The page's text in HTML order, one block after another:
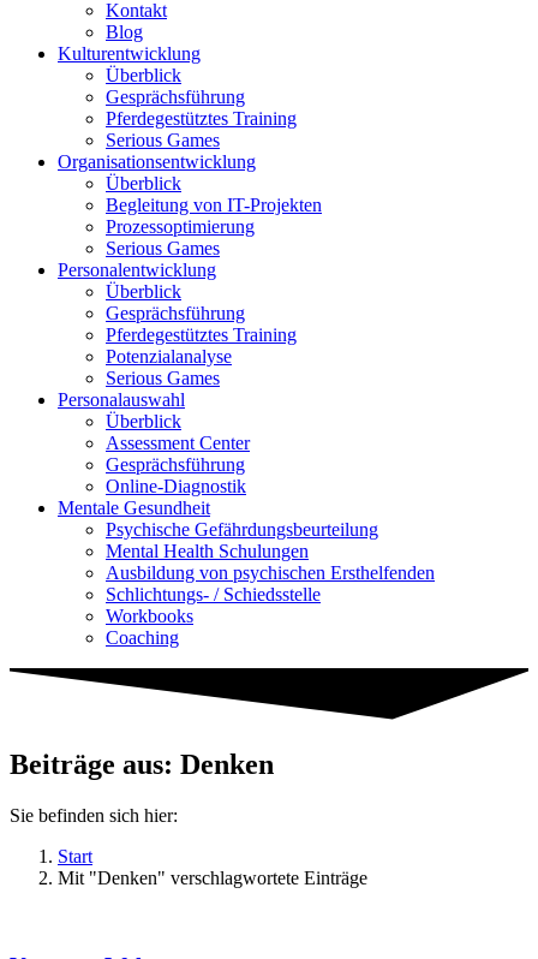
Kontakt
Blog
Kulturentwicklung
Überblick
Gesprächsführung
Pferdegestütztes Training
Serious Games
Organisationsentwicklung
Überblick
Begleitung von IT-Projekten
Prozessoptimierung
Serious Games
Personalentwicklung
Überblick
Gesprächsführung
Pferdegestütztes Training
Potenzialanalyse
Serious Games
Personalauswahl
Überblick
Assessment Center
Gesprächsführung
Online-Diagnostik
Mentale Gesundheit
Psychische Gefährdungs­beurteilung
Mental Health Schulungen
Ausbildung von psychischen Ersthelfenden
Schlichtungs- / Schiedsstelle
Workbooks
Coaching
Beiträge aus: Denken
Sie befinden sich hier:
Start
Mit "Denken" verschlagwortete Einträge